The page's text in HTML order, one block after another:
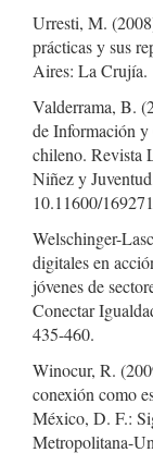
Urresti, M.
prácticas y sus
Aires: La Crujía.
Valderrama, B.
de Información
chileno. Revista
Niñez y
10.11600/
Welschinger-
digitales en
jóvenes de
Conectar
435-460.
Winocur, R.
conexión como
México, D. F.:
Metropolitana-